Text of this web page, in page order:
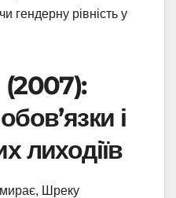
гендерну рівність у
(2007):
і
лиходіїв
Шреку